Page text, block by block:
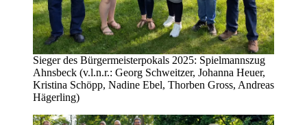
Sieger des Bürgermeisterpokals 2025: Spielmannszug
Ahnsbeck (v.l.n.r.: Georg Schweitzer, Johanna Heuer,
Kristina Schöpp, Nadine Ebel, Thorben Gross, Andreas
Hägerling)